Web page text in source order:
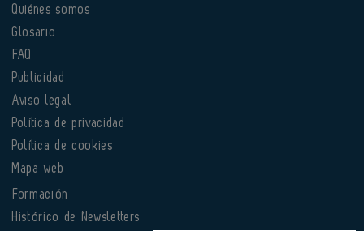
Quiénes somos
Glosario
FAQ
Publicidad
Aviso legal
Política de privacidad
Política de cookies
Mapa web
Formación
Histórico de Newsletters